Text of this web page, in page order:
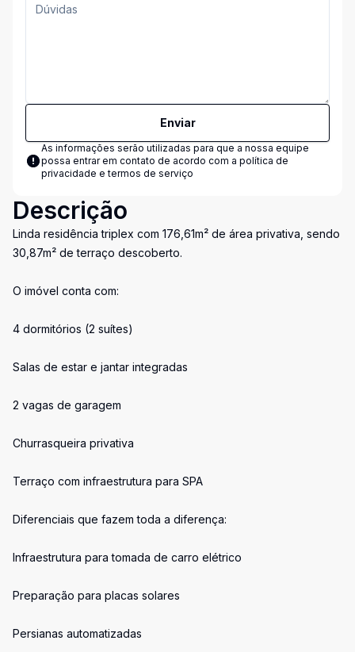
Enviar
As informações serão utilizadas para que a nossa equipe
possa entrar em contato de acordo com a política de
privacidade e termos de serviço
Descrição
Linda residência triplex com 176,61m² de área privativa, sendo
30,87m² de terraço descoberto.
O imóvel conta com:
4 dormitórios (2 suítes)
Salas de estar e jantar integradas
2 vagas de garagem
Churrasqueira privativa
Terraço com infraestrutura para SPA
Diferenciais que fazem toda a diferença:
Infraestrutura para tomada de carro elétrico
Preparação para placas solares
Persianas automatizadas